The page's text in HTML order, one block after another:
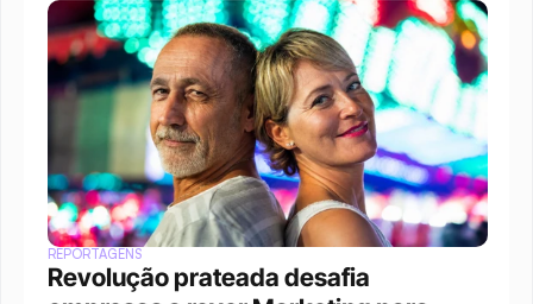
REPORTAGENS
Revolução prateada desafia